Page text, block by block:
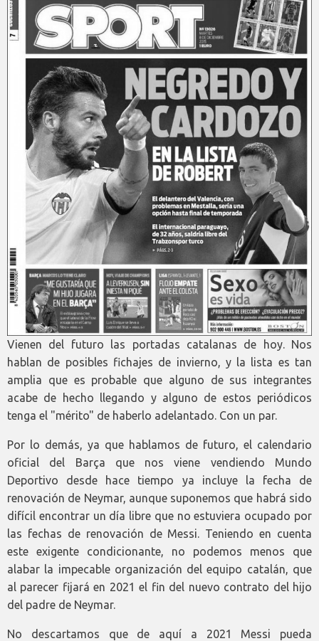
Vienen del futuro las portadas catalanas de hoy. Nos
hablan de posibles fichajes de invierno, y la lista es tan
amplia que es probable que alguno de sus integrantes
acabe de hecho llegando y alguno de estos periódicos
tenga el "mérito" de haberlo adelantado. Con un par.
Por lo demás, ya que hablamos de futuro, el calendario
oficial del Barça que nos viene vendiendo Mundo
Deportivo desde hace tiempo ya incluye la fecha de
renovación de Neymar, aunque suponemos que habrá sido
difícil encontrar un día libre que no estuviera ocupado por
las fechas de renovación de Messi. Teniendo en cuenta
este exigente condicionante, no podemos menos que
alabar la impecable organización del equipo catalán, que
al parecer fijará en 2021 el fin del nuevo contrato del hijo
del padre de Neymar.
No descartamos que de aquí a 2021 Messi pueda